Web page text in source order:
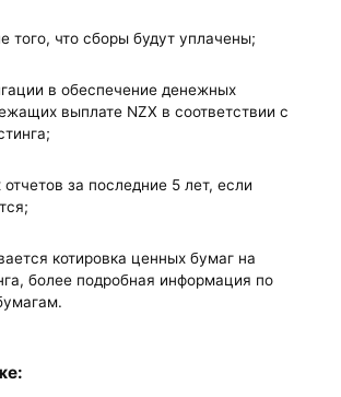
того, что сборы будут уплачены;
в обеспечение денежных
выплате NZX в соответствии с
отчетов за последние 5 лет, если
котировка ценных бумаг на
более подробная информация по